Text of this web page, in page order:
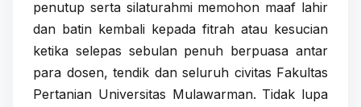
penutup serta silaturahmi memohon maaf lahir
dan batin kembali kepada fitrah atau kesucian
ketika selepas sebulan penuh berpuasa antar
para dosen, tendik dan seluruh civitas Fakultas
Pertanian Universitas Mulawarman. Tidak lupa